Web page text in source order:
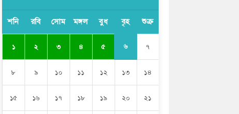
শনি রবি সোম মঙ্গল বুধ বৃহ শুক্র
১ ২ ৩ ৪ ৫ ৬ ৭
৮ ৯ ১০ ১১ ১২ ১৩ ১৪
১৫ ১৬ ১৭ ১৮ ১৯ ২০ ২১